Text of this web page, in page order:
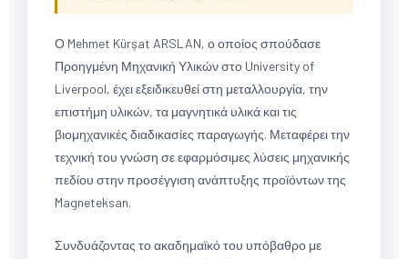
Ο Mehmet Kürşat ARSLAN, ο οποίος σπούδασε
Προηγμένη Μηχανική Υλικών στο University of
Liverpool, έχει εξειδικευθεί στη μεταλλουργία, την
επιστήμη υλικών, τα μαγνητικά υλικά και τις
βιομηχανικές διαδικασίες παραγωγής. Μεταφέρει την
τεχνική του γνώση σε εφαρμόσιμες λύσεις μηχανικής
πεδίου στην προσέγγιση ανάπτυξης προϊόντων της
Magneteksan.
Συνδυάζοντας το ακαδημαϊκό του υπόβαθρο με